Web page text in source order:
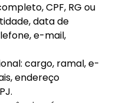
CPF, RG ou
data de
e-mail,
cargo, ramal, e-
endereço